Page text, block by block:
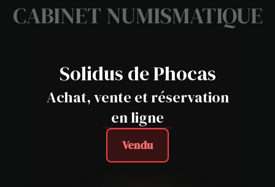
CABINET NUMISMATIQUE
Solidus de Phocas
Achat, vente et réservation
en ligne
Vendu